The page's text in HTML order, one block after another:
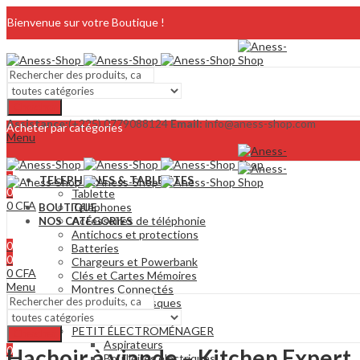
Bienvenue sur votre Boutique !
Assistance:(+225) 0779088124Email:info@aness-shop.com
Menu
0
0
0CFA
Acheter par catégories
TELEPHONES & TABLETTES
Tablette
Téléphones
Accessoires de téléphonie
Antichocs et protections
Batteries
Chargeurs et Powerbank
Clés et Cartes Mémoires
Montres Connectés
Ecouteurs et casques
MAISON & CUISINE
PETIT ÉLECTROMÉNAGER
Aspirateurs
BOUTIQUE
NOS CATÉGORIES
0
0
0CFA
Menu
0